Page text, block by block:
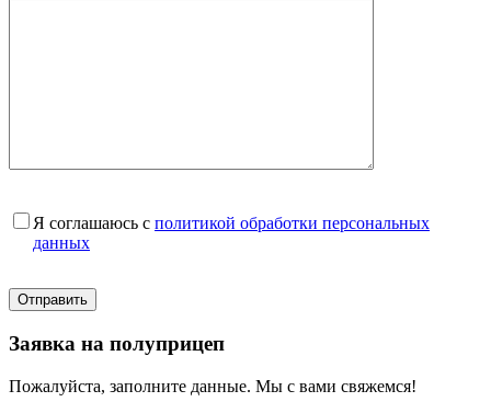
Я соглашаюсь с политикой обработки персональных
данных
Заявка на полуприцеп
Пожалуйста, заполните данные. Мы с вами свяжемся!